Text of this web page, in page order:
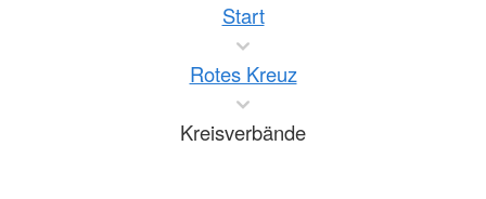
Start
Rotes Kreuz
Kreisverbände